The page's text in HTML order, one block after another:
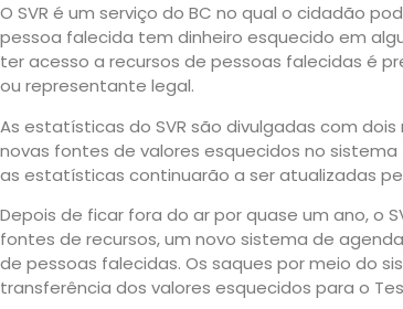
O SVR é um serviço do BC no qual o cidadão
pessoa falecida tem dinheiro esquecido em
ter acesso a recursos de pessoas falecidas é
ou representante legal.
As estatísticas do SVR são divulgadas com
novas fontes de valores esquecidos no
as estatísticas continuarão a ser atualizadas
Depois de ficar fora do ar por quase um ano, o
fontes de recursos, um novo sistema de
de pessoas falecidas. Os saques por meio do
transferência dos valores esquecidos para o